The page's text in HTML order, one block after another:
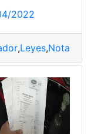
económicos
2022
,Leyes,Notarial